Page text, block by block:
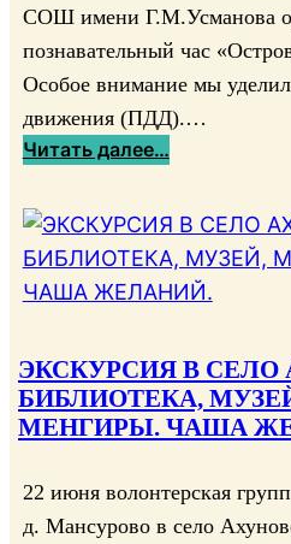
з
в
е
з
д
и
в
е
л
и
х
и
ё
н
СОШ имени Г.М.Усманова
познавательный час
Особое внимание мы
движения (ПДД).…
Читать далее…:
т
р
о
о
к
б
п
ЭКСКУРСИЯ В СЕЛО
БИБЛИОТЕКА,
МЕНГИРЫ. ЧАША
22 июня волонтерская
д. Мансурово в село